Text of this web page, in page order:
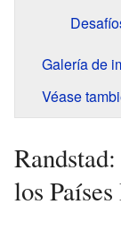
Galería de
Véase
los